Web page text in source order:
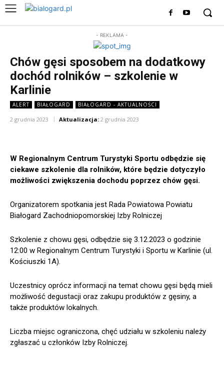
- REKLAMA -
Chów gęsi sposobem na dodatkowy
dochód rolników – szkolenie w
Karlinie
ALERT BIAŁOGARD BIAŁOGARD - AKTUALNOŚCI
2 grudnia 2023 Aktualizacja: 2 grudnia 2023
W Regionalnym Centrum Turystyki Sportu odbędzie się
ciekawe szkolenie dla rolników, które będzie dotyczyło
możliwości zwiększenia dochodu poprzez chów gęsi.
Organizatorem spotkania jest Rada Powiatowa Powiatu
Białogard Zachodniopomorskiej Izby Rolniczej
Szkolenie z chowu gęsi, odbędzie się 3.12.2023 o godzinie
12:00 w Regionalnym Centrum Turystyki i Sportu w Karlinie (ul.
Kościuszki 1A).
Uczestnicy oprócz informacji na temat chowu gęsi będą mieli
możliwość degustacji oraz zakupu produktów z gęsiny, a
także produktów lokalnych.
Liczba miejsc ograniczona, chęć udziału w szkoleniu należy
zgłaszać u członków Izby Rolniczej.